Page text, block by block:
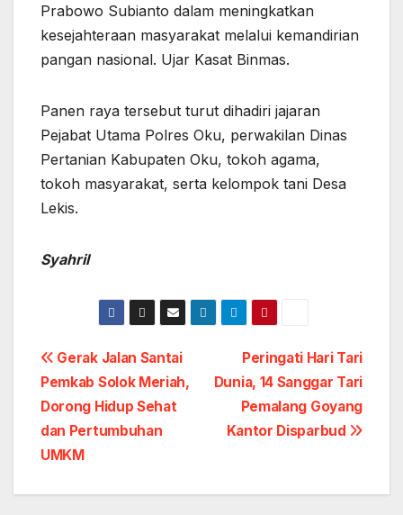
Prabowo Subianto dalam meningkatkan
kesejahteraan masyarakat melalui kemandirian
pangan nasional. Ujar Kasat Binmas.
Panen raya tersebut turut dihadiri jajaran
Pejabat Utama Polres Oku, perwakilan Dinas
Pertanian Kabupaten Oku, tokoh agama,
tokoh masyarakat, serta kelompok tani Desa
Lekis.
Syahril
Post
navigation
Peringati Hari Tari
Dunia, 14 Sanggar Tari
Pemalang Goyang
Kantor Disparbud
Gerak Jalan Santai
Pemkab Solok Meriah,
Dorong Hidup Sehat
dan Pertumbuhan
UMKM